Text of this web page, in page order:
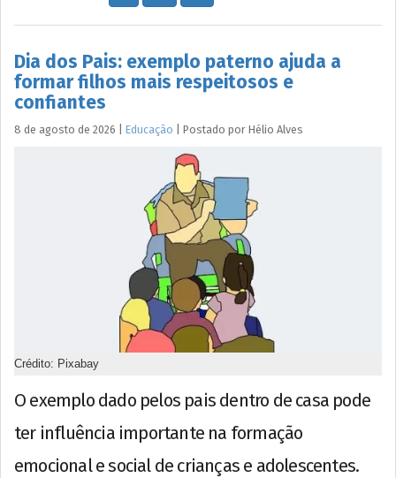
Dia dos Pais: exemplo paterno ajuda a
formar filhos mais respeitosos e
confiantes
8 de agosto de 2026 Educação Postado por Hélio Alves
Crédito: Pixabay
O exemplo dado pelos pais dentro de casa pode
ter influência importante na formação
emocional e social de crianças e adolescentes.